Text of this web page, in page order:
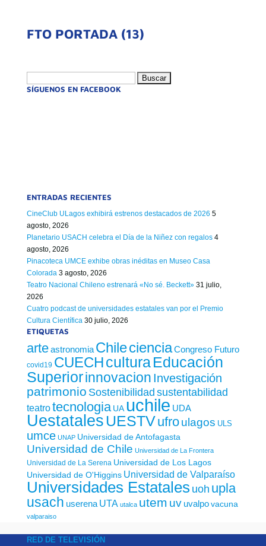
FTO PORTADA (13)
SÍGUENOS EN FACEBOOK
ENTRADAS RECIENTES
CineClub ULagos exhibirá estrenos destacados de 2026 5
agosto, 2026
Planetario USACH celebra el Día de la Niñez con regalos 4
agosto, 2026
Pinacoteca UMCE exhibe obras inéditas en Museo Casa
Colorada 3 agosto, 2026
Teatro Nacional Chileno estrenará «No sé. Beckett» 31 julio,
2026
Cuatro podcast de universidades estatales van por el Premio
Cultura Científica 30 julio, 2026
ETIQUETAS
arteastronomia Chileciencia Congreso Futuro
covid19 CUECHculturaEducación
Superiorinnovacion Investigación
patrimonio Sostenibilidad sustentabilidad
teatrotecnologia UA uchile UDA
Uestatales UESTVufroulagos ULS
umce UNAP Universidad de Antofagasta
Universidad de Chile Universidad de La Frontera
Universidad de La Serena Universidad de Los Lagos
Universidad de O'Higgins Universidad de Valparaíso
Universidades Estatales uoh upla
usach userena UTA utalca utem uv uvalpo vacuna
valparaiso
RED DE TELEVISIÓN